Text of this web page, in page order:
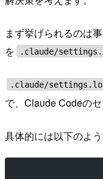
まず挙げられるのは
を
.claude/
.claude/
で、Claude Codeの
具体的には以下のよ